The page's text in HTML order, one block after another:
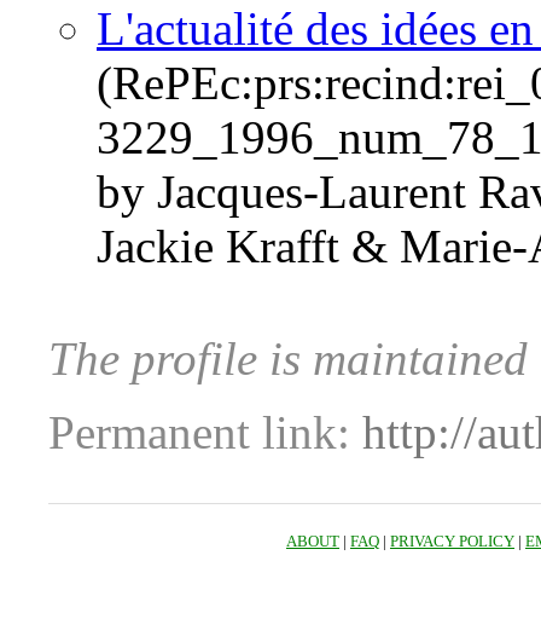
L'actualité des idées
by Jacques-Laurent
Jackie Krafft &
The profile is
Permanent link: http://
ABOUT | FAQ | PRIVACY POLICY |